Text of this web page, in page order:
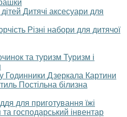
Дитячі аксесуари для
Різні набори для дитячої
та туризм Туризм і
Годинники Дзеркала Картини
Постільна білизна
для приготування їжі
та господарський інвентар